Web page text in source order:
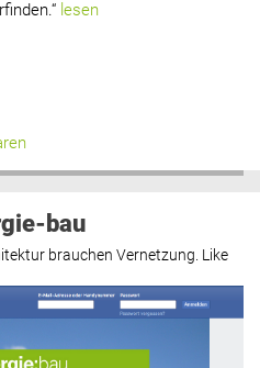
lesen
bau
brauchen Vernetzung. Like